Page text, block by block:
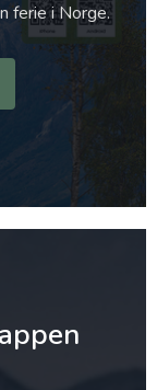
ferie i Norge.